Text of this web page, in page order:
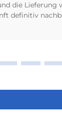
die Lieferung
definitiv